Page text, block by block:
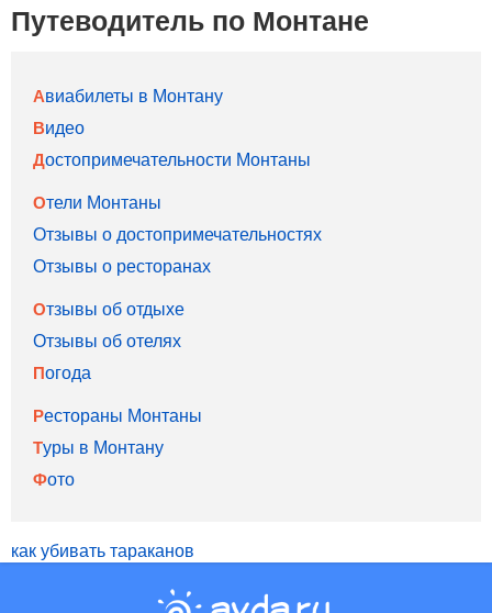
Путеводитель по Монтане
Авиабилеты в Монтану
Видео
Достопримечательности Монтаны
Отели Монтаны
Отзывы о достопримечательностях
Отзывы о ресторанах
Отзывы об отдыхе
Отзывы об отелях
Погода
Рестораны Монтаны
Туры в Монтану
Фото
как убивать тараканов